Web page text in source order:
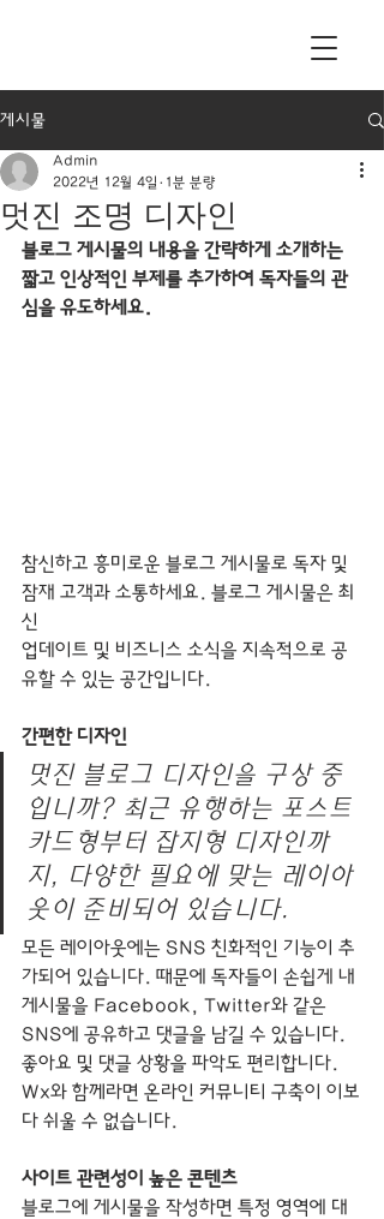
게시물
멋진 조명 디자인
Admin
2022년 12월 4일
1분 분량
블로그 게시물의 내용을 간략하게 소개하는
짧고 인상적인 부제를 추가하여 독자들의 관
심을 유도하세요.
참신하고 흥미로운 블로그 게시물로 독자 및
잠재 고객과 소통하세요. 블로그 게시물은 최
신
업데이트 및 비즈니스 소식을 지속적으로 공
유할 수 있는 공간입니다.
간편한 디자인
멋진 블로그 디자인을 구상 중
입니까? 최근 유행하는 포스트
카드형부터 잡지형 디자인까
지, 다양한 필요에 맞는 레이아
웃이 준비되어 있습니다.
모든 레이아웃에는 SNS 친화적인 기능이 추
가되어 있습니다. 때문에 독자들이 손쉽게 내
게시물을 Facebook, Twitter와 같은
SNS에 공유하고 댓글을 남길 수 있습니다.
좋아요 및 댓글 상황을 파악도 편리합니다.
Wx와 함께라면 온라인 커뮤니티 구축이 이보
다 쉬울 수 없습니다.
사이트 관련성이 높은 콘텐츠
블로그에 게시물을 작성하면 특정 영역에 대